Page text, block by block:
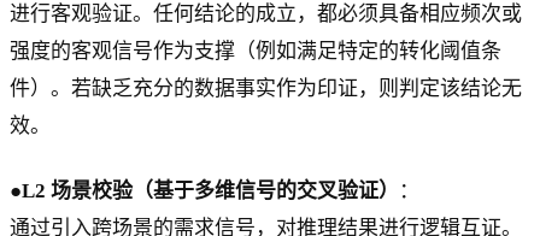
进行客观验证。任何结论的成立，都必须具备相应频次或
强度的客观信号作为支撑（例如满足特定的转化阈值条
件）。若缺乏充分的数据事实作为印证，则判定该结论无
效。
●L2 场景校验（基于多维信号的交叉验证）
：
通过引入跨场景的需求信号，对推理结果进行逻辑互证。